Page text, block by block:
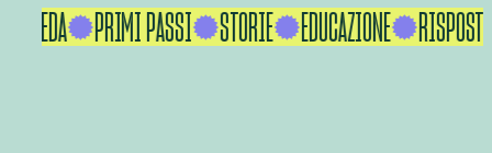
IKEDA PRIMI PASSI STORIE EDUCAZIONE